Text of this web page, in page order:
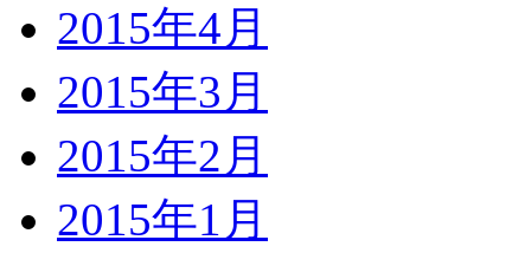
2015年4月
2015年3月
2015年2月
2015年1月